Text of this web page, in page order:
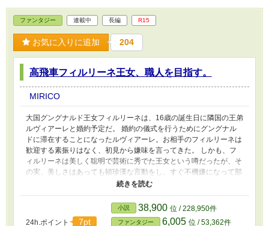
ファンタジー 連載中 長編 R15
お気に入りに追加 204
高飛車フィルリーネ王女、職人を目指す。
MIRICO
大国グングナルド王女フィルリーネは、16歳の誕生日に隣国の王弟
ルヴィアーレと婚約予定だ。 婚約の儀式を行うためにグングナル
ドに滞在することになったルヴィアーレ。お相手のフィルリーネは
歓迎する素振りはなく、初見から嫌味を言ってきた。 しかも、フ
ィルリーネは美しく聡明で芸術に秀でた王女という噂だったが、そ
の実、美しさはあっても頓珍漢な言動をし、すぐ不機嫌になって部
屋に引き籠もる勘違い王女だった。 対して、ルヴィアーレは噂通
はずがない。フィルリーネは会うたび偉そうにして、おかしな言動
をしてくる。 しかし、そこに意味があるとは、ルヴィアーレも気
24h.ポイント 7pt
小説 38,900 位 / 228,950件
ファンタジー 6,005 位 / 53,362件